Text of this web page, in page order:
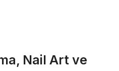
Nail Art ve